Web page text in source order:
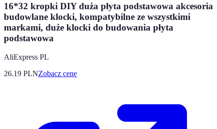
16*32 kropki DIY duża płyta podstawowa akcesoria
budowlane klocki, kompatybilne ze wszystkimi
markami, duże klocki do budowania płyta
podstawowa
AliExpress PL
26.19 PLNZobacz cenę